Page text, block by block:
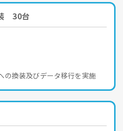
30台
の換装及びデータ移行を実施